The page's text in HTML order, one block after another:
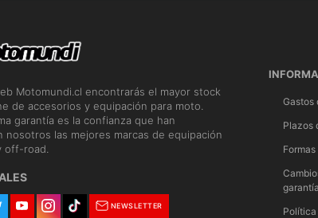
Motomundi.cl encontrarás el mayor stock
de accesorios y equipación para moto.
garantía es la confianza que han
nosotros las mejores marcas de equipación
off-road.
NEWSLETTER
Gastos
Plazos